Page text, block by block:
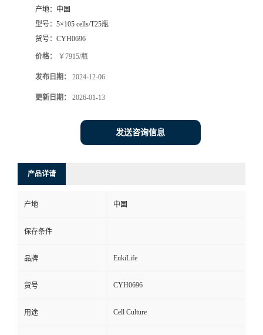
产地： 中国
型号： 5×105 cells/T25瓶
货号： CYH0696
价格： ￥7915/瓶
发布日期： 2024-12-06
更新日期： 2026-01-13
发送咨询信息
产品详请
产地 中国
保存条件
品牌 EnkiLife
货号 CYH0696
用途 Cell Culture